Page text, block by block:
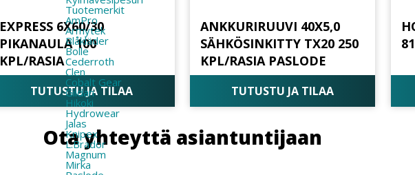
Tuotemerkit
AmPro
Armytek
Blåkläder
Bolle
Cederroth
Clen
Cobalt Gear
Gildan
Hikoki
Hydrowear
Jalas
Knipex
L.Brador
Magnum
Mirka
EXPRESS 6X60/30
PIKANAULA 100
KPL/RASIA
TUTUSTU JA TILAA
ANKKURIRUUVI 40X5,0
SÄHKÖSINKITTY TX20 250
KPL/RASIA PASLODE
TUTUSTU JA TILAA
Ota yhteyttä asiantuntijaan